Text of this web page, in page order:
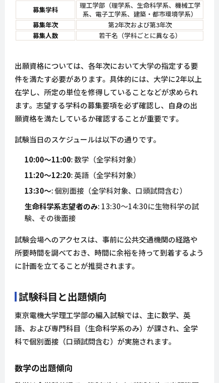
募集学科
理工学部（理学系、生命科学系、機械工学
系、電子工学系、建築・都市環境学系）
募集年次
第2年次および第3年次
募集人数
若干名（学科ごとに異なる）
出願資格については、各年次において大学の指定する要
件を満たす必要があります。具体的には、大学に2年以上
在学し、所定の単位を修得していることなどが求められ
ます。志望する学科の募集要項を必ず確認し、自身の出
願資格を満たしているか確認することが重要です。
試験当日のスケジュールは以下の通りです。
10:00～11:00: 数学（全学科対象）
11:20～12:20: 英語（全学科対象）
13:30～: 個別面接（全学科対象、口頭試問含む）
生命科学系志望者のみ: 13:30～14:30に生物科学の試
験、その後面接
試験会場へのアクセスは、事前に公共交通機関の経路や
所要時間を調べておき、時間に余裕を持って到着するよう
に計画を立てることが推奨されます。
試験科目と出題傾向
東京電機大学理工学部の編入試験では、主に数学、英
語、および専門科目（生命科学系のみ）が課され、全学
科で個別面接（口頭試問含む）が実施されます。
数学の出題傾向